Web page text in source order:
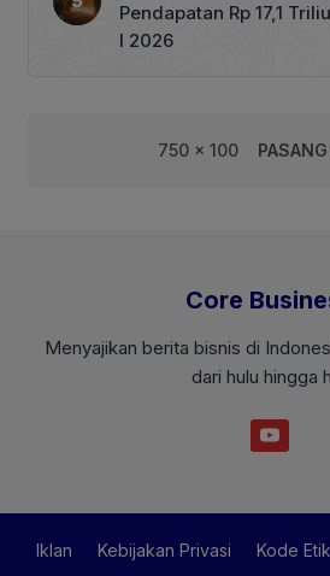
Pendapatan Rp 17,1
I 2026
750 x 100
Core
Menyajikan berita bisnis di
dari hulu hingga
Iklan Kebijakan Privasi Kode Etik